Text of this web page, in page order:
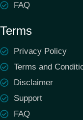
FAQ
Terms
Privacy Policy
Terms and
Disclaimer
Support
FAQ